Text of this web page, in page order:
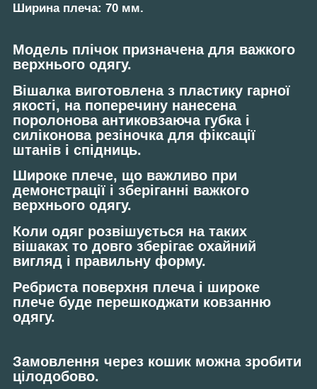
Ширина плеча: 70 мм.
Модель плічок призначена для важкого
верхнього одягу.
Вішалка виготовлена ​​з пластику гарної
якості, на поперечину нанесена
поролонова антиковзаюча губка і
силіконова резіночка для фіксації
штанів і спідниць.
Широке плече, що важливо при
демонстрації і зберіганні важкого
верхнього одягу.
Коли одяг розвішується на таких
вішаках то довго зберігає охайний
вигляд і правильну форму.
Ребриста поверхня плеча і широке
плече буде перешкоджати ковзанню
одягу.
Замовлення через кошик можна зробити
цілодобово.